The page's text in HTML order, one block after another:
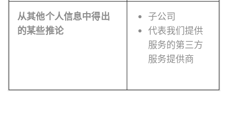
从其他个人信息中得出
的某些推论
子公司
代表我们提供
服务的第三方
服务提供商